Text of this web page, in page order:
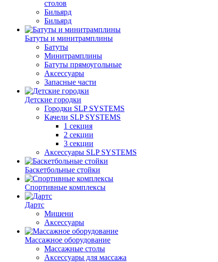
столов
Бильяpд
Бильяpд
Батуты и минитрамплины
Батуты
Минитрамплины
Батуты прямоугольные
Аксессуары
Запасные части
Детские городки
Городки SLP SYSTEMS
Качели SLP SYSTEMS
1 секция
2 секции
3 секции
Аксессуары SLP SYSTEMS
Баскетбольные стойки
Спортивные комплексы
Дартс
Мишени
Аксессуары
Массажное оборудование
Массажные столы
Аксессуары для массажа